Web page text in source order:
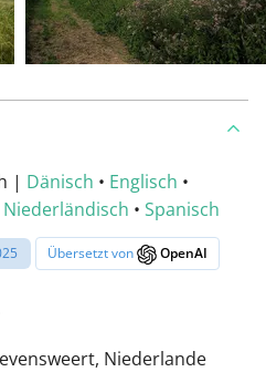
| Dänisch • Englisch •
Niederländisch • Spanisch
Übersetzt von OpenAI
Niederlande